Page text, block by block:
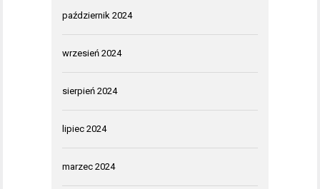
październik 2024
wrzesień 2024
sierpień 2024
lipiec 2024
marzec 2024